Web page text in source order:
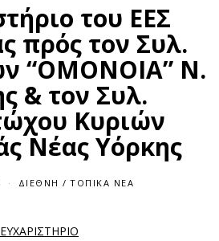
του ΕΕΣ
πρός τον Συλ.
“ΟΜΟΝΟΙΑ” Ν.
& τον Συλ.
Κυριών
Νέας Υόρκης
5
ΔΙΕΘΝΉ / ΤΟΠΙΚΆ ΝΈΑ
ΕΥΧΑΡΙΣΤΗΡΙΟ